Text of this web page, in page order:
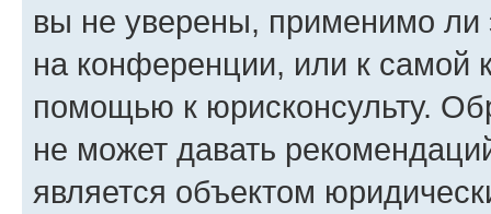
вы не уверены, применимо ли
на конференции, или к самой
помощью к юрисконсульту.
не может давать
является объектом